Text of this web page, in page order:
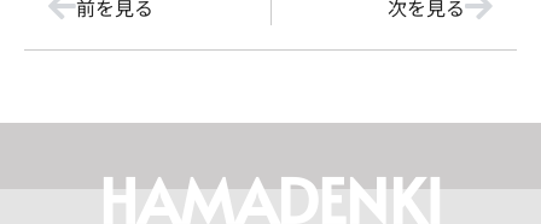
前を見る 次を見る
HAMADENKI